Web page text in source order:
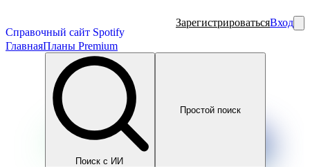
Справочный сайт Spotify
ЗарегистрироватьсяВход
ГлавнаяПланы Premium
Поиск с ИИ
Простой поиск